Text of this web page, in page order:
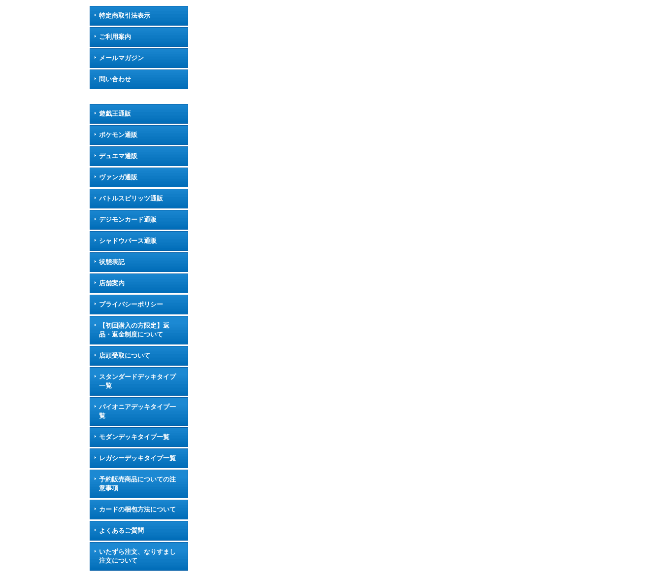
特定商取引法表示
ご利用案内
メールマガジン
問い合わせ
遊戯王通販
ポケモン通販
デュエマ通販
ヴァンガ通販
バトルスピリッツ通販
デジモンカード通販
シャドウバース通販
状態表記
店舗案内
プライバシーポリシー
【初回購入の方限定】返
品・返金制度について
店頭受取について
スタンダードデッキタイプ
一覧
パイオニアデッキタイプ一
覧
モダンデッキタイプ一覧
レガシーデッキタイプ一覧
予約販売商品についての注
意事項
カードの梱包方法について
よくあるご質問
いたずら注文、なりすまし
注文について